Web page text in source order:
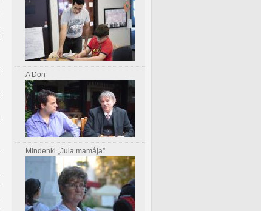
A Don
Mindenki „Jula mamája”